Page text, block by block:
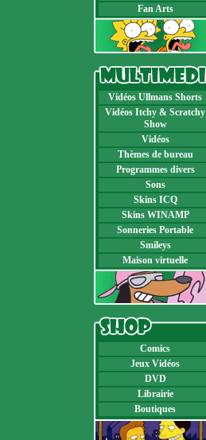
Fan Arts
Vidéos Ullmans Shorts
Vidéos Itchy & Scratchy
Show
Vidéos
Thèmes de bureau
Programmes divers
Sons
Skins ICQ
Skins WINAMP
Sonneries Portable
Smileys
Maison virtuelle
Comics
Jeux Vidéos
DVD
Librairie
Boutiques